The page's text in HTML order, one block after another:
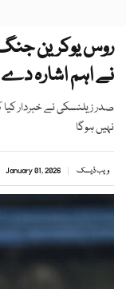
روس یوکرین
نے اہم اشارہ دے
صدر زیلنسکی نے خبردار کیا
نہیں ہوگا
ویب ڈیسک January 01, 2026